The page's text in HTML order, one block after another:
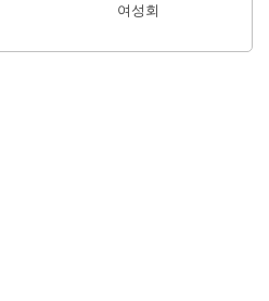
여성회